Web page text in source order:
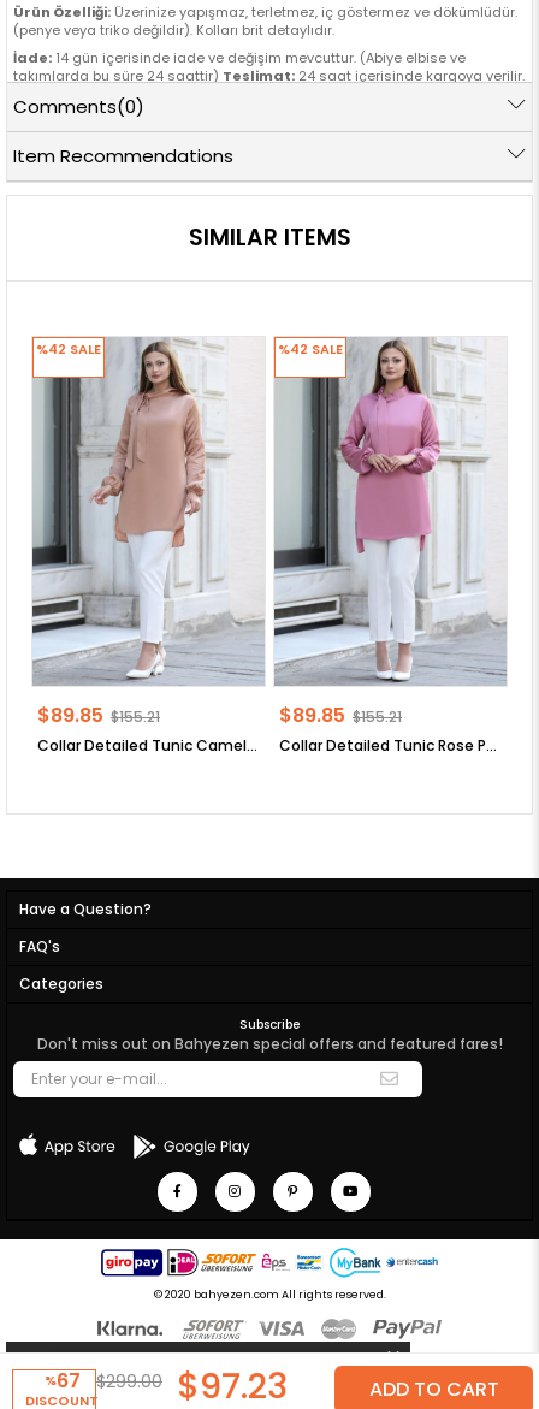
Ürün Özelliği: Üzerinize yapışmaz, terletmez, iç göstermez ve dökümlüdür.
(penye veya triko değildir). Kolları brit detaylıdır.
İade: 14 gün içerisinde iade ve değişim mevcuttur. (Abiye elbise ve
takımlarda bu süre 24 saattir) Teslimat: 24 saat içerisinde kargoya verilir.
Manken Ölçüleri
Boy:170 cmGöğüs:88 cmBel:76 cmBasen:96 cm
Comments(0)
Item Recommendations
%67
DISCOUNT
$299.00 $97.23
SIMILAR ITEMS
Collar Detailed Tunic Camel ANR30
$89.85 $155.21
%42 SALE
Collar Detailed Tunic Rose Pale ANR30
$89.85 $155.21
%42 SALE
Have a Question?
FAQ's
Categories
Subscribe
Don't miss out on Bahyezen special offers and featured fares!
© 2020 bahyezen.com All rights reserved.